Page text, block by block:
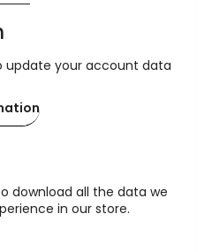
update your account data
download all the data we
in our store.